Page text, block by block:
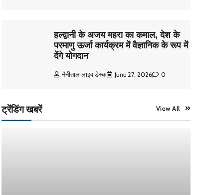
हल्द्वानी के अजय महरा का कमाल, देश के
परमाणु ऊर्जा कार्यक्रम में वैज्ञानिक के रूप में
देंगे योगदान
नैनीताल लाइव डेस्क June 27, 2026 0
ट्रेंडिंग खबरें View All